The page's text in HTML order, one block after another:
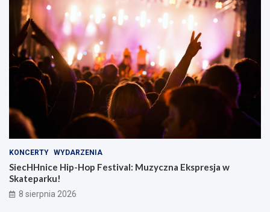
KONCERTY WYDARZENIA
SiecHHnice Hip-Hop Festival: Muzyczna Ekspresja w
Skateparku!
8 sierpnia 2026